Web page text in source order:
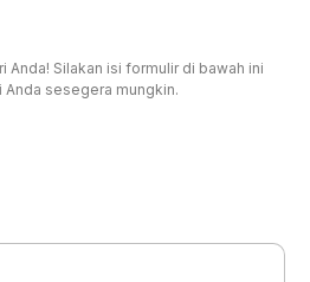
Anda! Silakan isi formulir di bawah ini
Anda sesegera mungkin.